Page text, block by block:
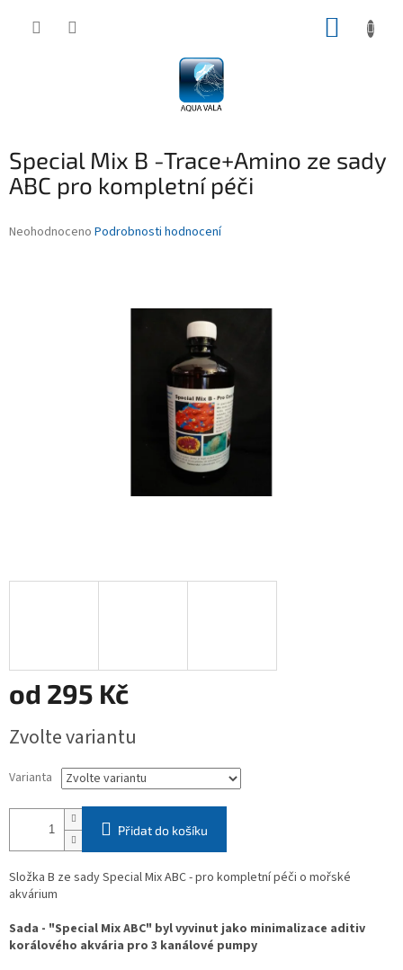
Special Mix B -Trace+Amino ze sady
ABC pro kompletní péči
Průměrné
Neohodnoceno Podrobnosti hodnocení
od 295 Kč
cena:
Zvolte variantu
Varianta
Přidat do košíku
Složka B ze sady Special Mix ABC - pro kompletní péči o mořské
akvárium
Sada - "Special Mix ABC" byl vyvinut jako minimalizace aditiv
korálového akvária pro 3 kanálové pumpy